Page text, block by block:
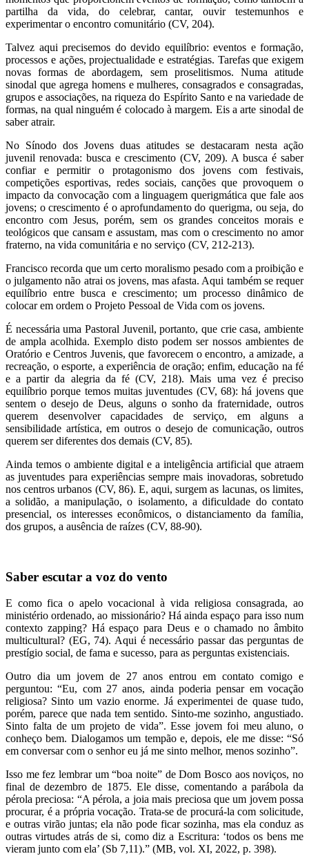
partilha da vida, do celebrar, cantar, ouvir testemunhos e
experimentar o encontro comunitário (CV, 204).
Talvez aqui precisemos do devido equilíbrio: eventos e formação,
processos e ações, projectualidade e estratégias. Tarefas que exigem
novas formas de abordagem, sem proselitismos. Numa atitude
sinodal que agrega homens e mulheres, consagrados e consagradas,
grupos e associações, na riqueza do Espírito Santo e na variedade de
formas, na qual ninguém é colocado à margem. Eis a arte sinodal de
saber atrair.
No Sínodo dos Jovens duas atitudes se destacaram nesta ação
juvenil renovada: busca e crescimento (CV, 209). A busca é saber
confiar e permitir o protagonismo dos jovens com festivais,
competições esportivas, redes sociais, canções que provoquem o
impacto da convocação com a linguagem querigmática que fale aos
jovens; o crescimento é o aprofundamento do querigma, ou seja, do
encontro com Jesus, porém, sem os grandes conceitos morais e
teológicos que cansam e assustam, mas com o crescimento no amor
fraterno, na vida comunitária e no serviço (CV, 212-213).
Francisco recorda que um certo moralismo pesado com a proibição e
o julgamento não atrai os jovens, mas afasta. Aqui também se requer
equilíbrio entre busca e crescimento; um processo dinâmico de
colocar em ordem o Projeto Pessoal de Vida com os jovens.
É necessária uma Pastoral Juvenil, portanto, que crie casa, ambiente
de ampla acolhida. Exemplo disto podem ser nossos ambientes de
Oratório e Centros Juvenis, que favorecem o encontro, a amizade, a
recreação, o esporte, a experiência de oração; enfim, educação na fé
e a partir da alegria da fé (CV, 218). Mais uma vez é preciso
equilíbrio porque temos muitas juventudes (CV, 68): há jovens que
sentem o desejo de Deus, alguns o sonho da fraternidade, outros
querem desenvolver capacidades de serviço, em alguns a
sensibilidade artística, em outros o desejo de comunicação, outros
querem ser diferentes dos demais (CV, 85).
Ainda temos o ambiente digital e a inteligência artificial que atraem
as juventudes para experiências sempre mais inovadoras, sobretudo
nos centros urbanos (CV, 86). E, aqui, surgem as lacunas, os limites,
a solidão, a manipulação, o isolamento, a dificuldade do contato
presencial, os interesses econômicos, o distanciamento da família,
dos grupos, a ausência de raízes (CV, 88-90).
Saber escutar a voz do vento
E como fica o apelo vocacional à vida religiosa consagrada, ao
ministério ordenado, ao missionário? Há ainda espaço para isso num
contexto zapping? Há espaço para Deus e o chamado no âmbito
multicultural? (EG, 74). Aqui é necessário passar das perguntas de
prestígio social, de fama e sucesso, para as perguntas existenciais.
Outro dia um jovem de 27 anos entrou em contato comigo e
perguntou: “Eu, com 27 anos, ainda poderia pensar em vocação
religiosa? Sinto um vazio enorme. Já experimentei de quase tudo,
porém, parece que nada tem sentido. Sinto-me sozinho, angustiado.
Sinto falta de um projeto de vida”. Esse jovem foi meu aluno, o
conheço bem. Dialogamos um tempão e, depois, ele me disse: “Só
em conversar com o senhor eu já me sinto melhor, menos sozinho”.
Isso me fez lembrar um “boa noite” de Dom Bosco aos noviços, no
final de dezembro de 1875. Ele disse, comentando a parábola da
pérola preciosa: “A pérola, a joia mais preciosa que um jovem possa
procurar, é a própria vocação. Trata-se de procurá-la com solicitude,
e outras virão juntas; ela não pode ficar sozinha, mas ela conduz as
outras virtudes atrás de si, como diz a Escritura: ‘todos os bens me
vieram junto com ela’ (Sb 7,11).” (MB, vol. XI, 2022, p. 398).